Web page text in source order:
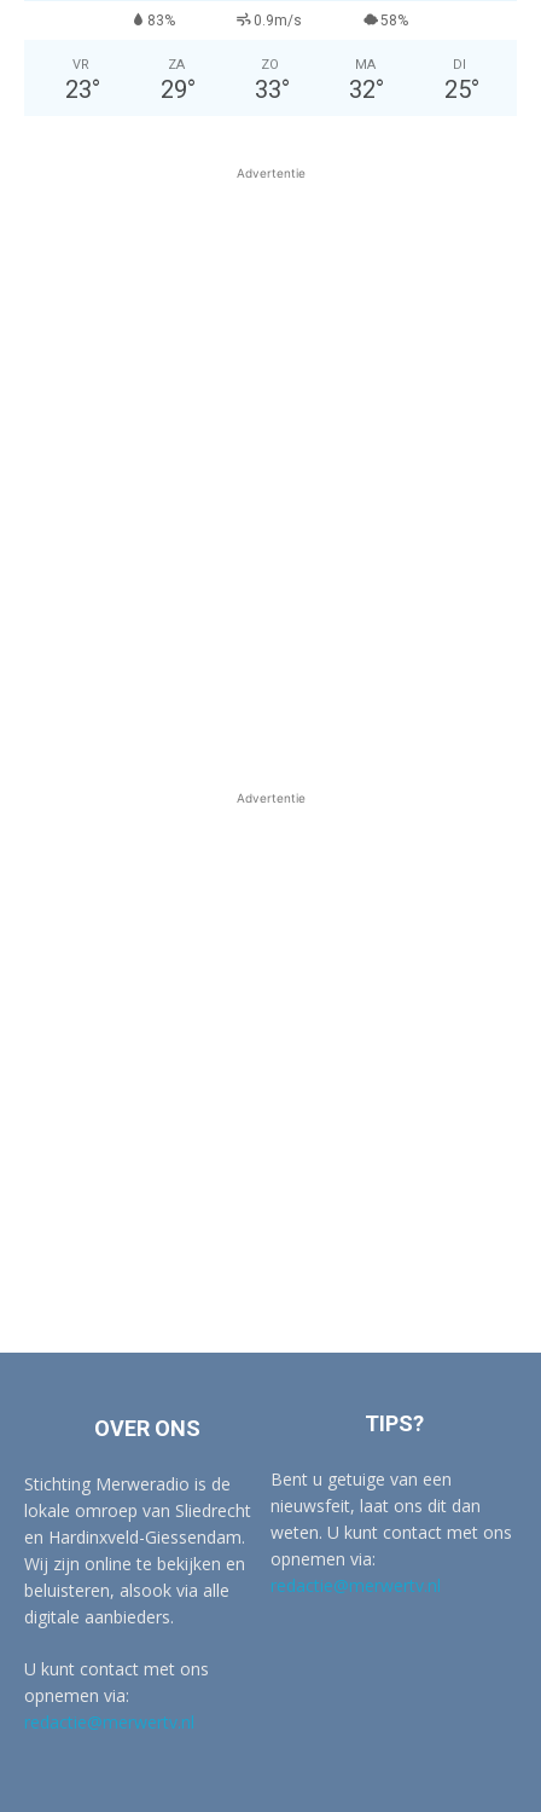
83% 0.9m/s 58%
VR
23°
ZA
29°
ZO
33°
MA
32°
DI
25°
Advertentie
Advertentie
OVER ONS
Stichting Merweradio is de
lokale omroep van Sliedrecht
en Hardinxveld-Giessendam.
Wij zijn online te bekijken en
beluisteren, alsook via alle
digitale aanbieders.
U kunt contact met ons
opnemen via:
redactie@merwertv.nl
TIPS?
Bent u getuige van een
nieuwsfeit, laat ons dit dan
weten. U kunt contact met ons
opnemen via:
redactie@merwertv.nl